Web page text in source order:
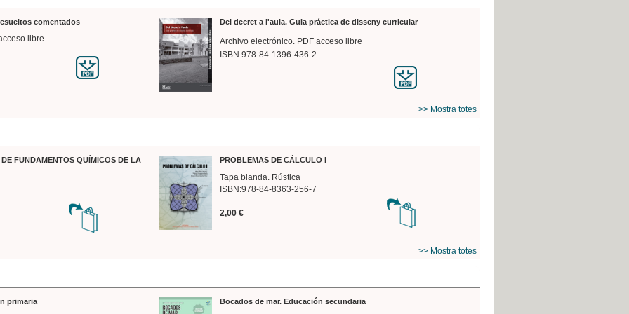
comentados
libre
Del decret a l'aula. Guia práctica de disseny curricular
Archivo electrónico. PDF acceso libre
ISBN:978-84-1396-436-2
>> Mostra totes
FUNDAMENTOS QUÍMICOS DE LA PROBLEMAS DE CÁLCULO I
Tapa blanda. Rústica
ISBN:978-84-8363-256-7
2,00 €
>> Mostra totes
primaria Bocados de mar. Educación secundaria